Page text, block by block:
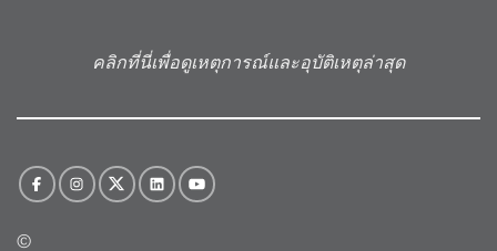
คลิกที่นี่เพื่อดูเหตุการณ์และอุบัติเหตุล่าสุด
©